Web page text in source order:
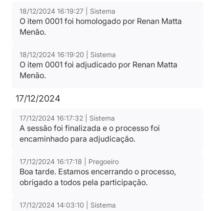
Tipo: Documento
Relatório de Proposta Comercial
Tipo:Relatorio
18/12/2024 16:19:27 | Sistema
O item 0001 foi homologado por Renan Matta
Menão.
18/12/2024 16:19:20 | Sistema
O item 0001 foi adjudicado por Renan Matta
Menão.
17/12/2024
17/12/2024 16:17:32 | Sistema
A sessão foi finalizada e o processo foi
encaminhado para adjudicação.
17/12/2024 16:17:18 | Pregoeiro
Boa tarde. Estamos encerrando o processo,
obrigado a todos pela participação.
17/12/2024 14:03:10 | Sistema